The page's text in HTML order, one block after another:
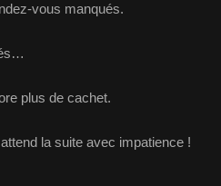
vous manqués.
plus de cachet.
la suite avec impatience !